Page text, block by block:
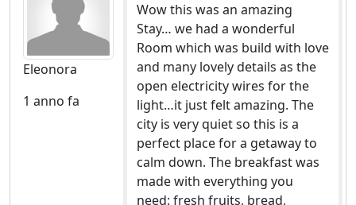
Eleonora
1 anno fa
Wow this was an amazing
Stay… we had a wonderful
Room which was build with love
and many lovely details as the
open electricity wires for the
light…it just felt amazing. The
city is very quiet so this is a
perfect place for a getaway to
calm down. The breakfast was
made with everything you
need: fresh fruits, bread,